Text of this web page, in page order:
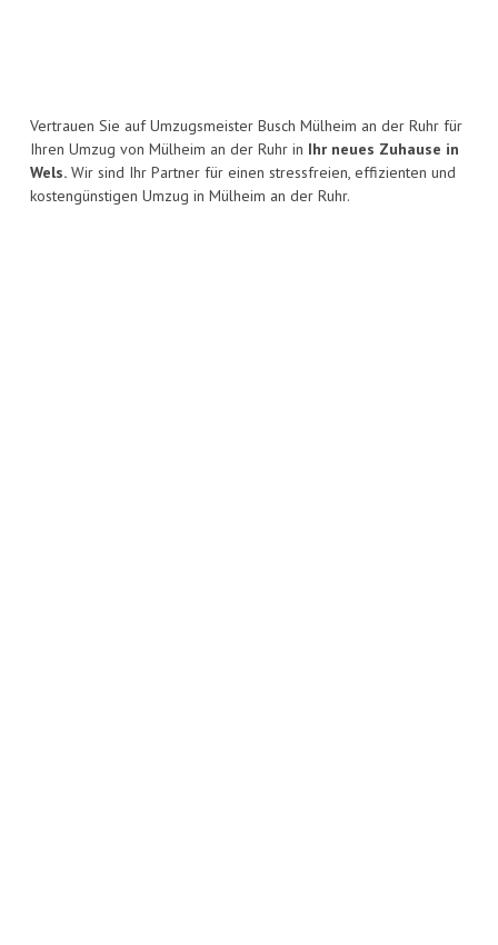
Vertrauen Sie auf Umzugsmeister Busch Mülheim an der Ruhr für
Ihren Umzug von Mülheim an der Ruhr in Ihr neues Zuhause in
Wels. Wir sind Ihr Partner für einen stressfreien, effizienten und
kostengünstigen Umzug in Mülheim an der Ruhr.